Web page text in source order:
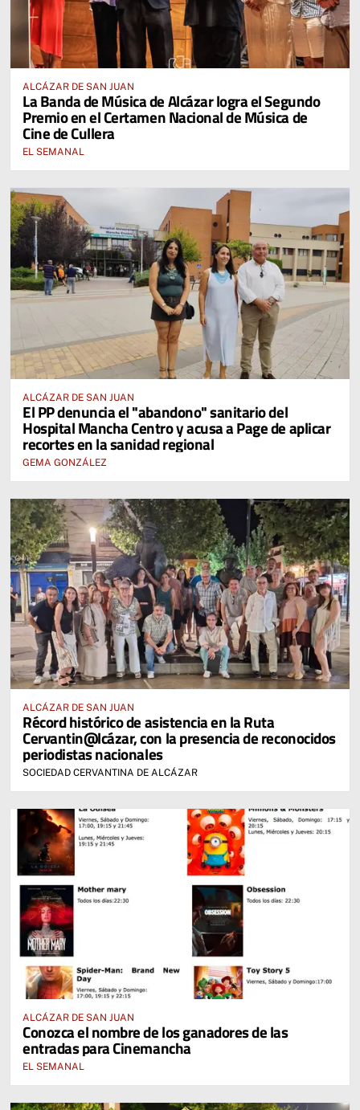
ALCÁZAR DE SAN JUAN
La Banda de Música de Alcázar logra el Segundo
Premio en el Certamen Nacional de Música de
Cine de Cullera
EL SEMANAL
ALCÁZAR DE SAN JUAN
El PP denuncia el "abandono" sanitario del
Hospital Mancha Centro y acusa a Page de aplicar
recortes en la sanidad regional
GEMA GONZÁLEZ
ALCÁZAR DE SAN JUAN
Récord histórico de asistencia en la Ruta
Cervantin@lcázar, con la presencia de reconocidos
periodistas nacionales
SOCIEDAD CERVANTINA DE ALCÁZAR
ALCÁZAR DE SAN JUAN
Conozca el nombre de los ganadores de las
entradas para Cinemancha
EL SEMANAL